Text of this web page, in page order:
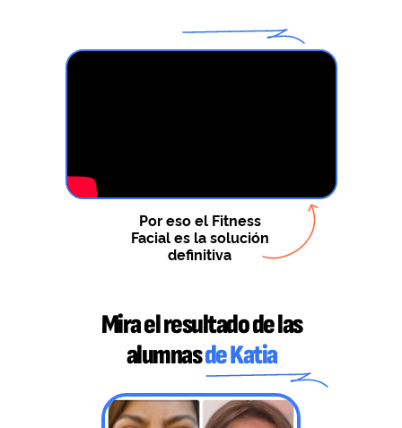
Por eso el Fitness
Facial es la solución
definitiva
Mira el resultado de las
alumnasde Katia